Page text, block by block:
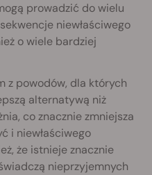
prowadzić do wielu
niewłaściwego
o wiele bardziej
z powodów, dla których
alternatywą niż
co znacznie zmniejsza
i niewłaściwego
że istnieje znacznie
nieprzyjemnych